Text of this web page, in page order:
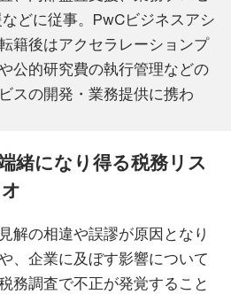
どに従事。PwCビジネスアシ
籍後はアクセラレーションプ
公的研究費の執行管理などの
スの開発・業務提供に携わ
緒になり得る税務リス
解の相違や誤謬が原因となり
、企業に及ぼす影響について
務調査で不正が発覚すること